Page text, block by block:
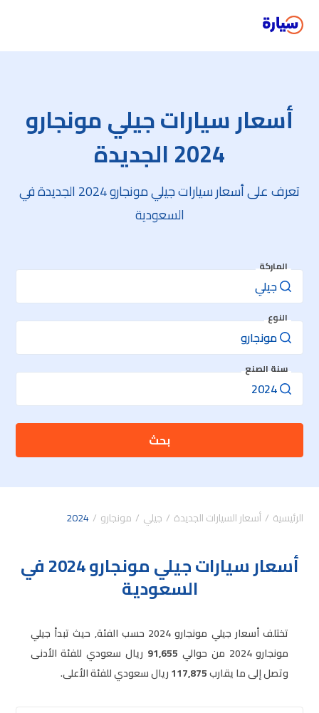
أسعار سيارات جيلي مونجارو
2024 الجديدة
تعرف على أسعار سيارات جيلي مونجارو 2024 الجديدة في
السعودية
الماركة
النوع
سنة الصنع
بحث
الرئيسية أسعار السيارات الجديدة جيلي مونجارو 2024
أسعار سيارات جيلي مونجارو 2024 في
السعودية
تختلف أسعار جيلي مونجارو 2024 حسب الفئة, حيث تبدأ جيلي
مونجارو 2024 من حوالي
91,655 ريال سعودي للفئة الأدنى
وتصل إلى ما يقارب117,875ريال سعودي للفئة الأعلى.